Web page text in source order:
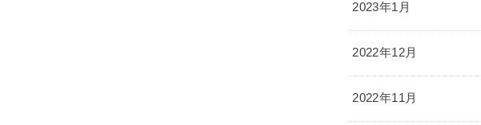
2023年1月
2022年12月
2022年11月